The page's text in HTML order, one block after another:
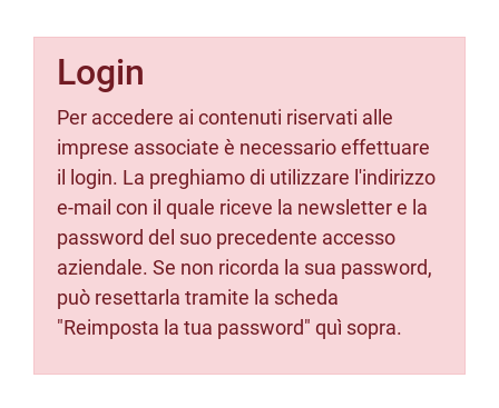
Login
Per accedere ai contenuti riservati alle
imprese associate è necessario effettuare
il login. La preghiamo di utilizzare l'indirizzo
e-mail con il quale riceve la newsletter e la
password del suo precedente accesso
aziendale. Se non ricorda la sua password,
può resettarla tramite la scheda
"Reimposta la tua password" quì sopra.